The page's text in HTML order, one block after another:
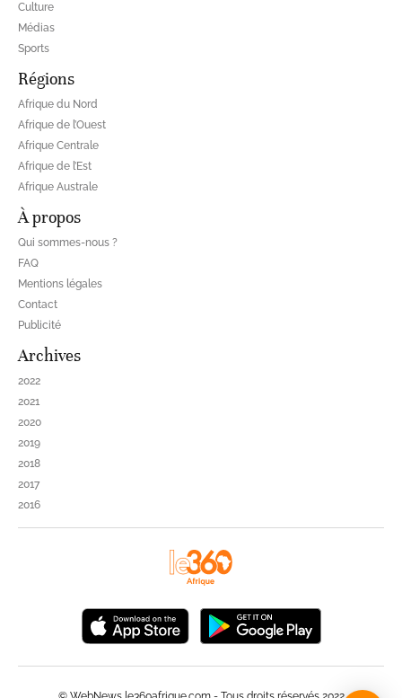
Culture
Médias
Sports
Régions
Afrique du Nord
Afrique de l’Ouest
Afrique Centrale
Afrique de l’Est
Afrique Australe
À propos
Qui sommes-nous ?
FAQ
Mentions légales
Contact
Publicité
Archives
2022
2021
2020
2019
2018
2017
2016